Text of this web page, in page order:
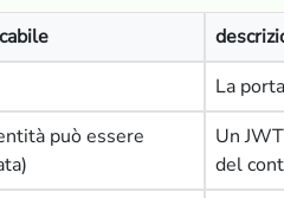
La
può essere
Un
del